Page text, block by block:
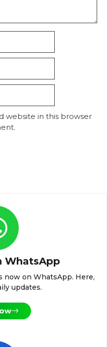
website in this browser
WhatsApp
now on WhatsApp. Here,
updates.